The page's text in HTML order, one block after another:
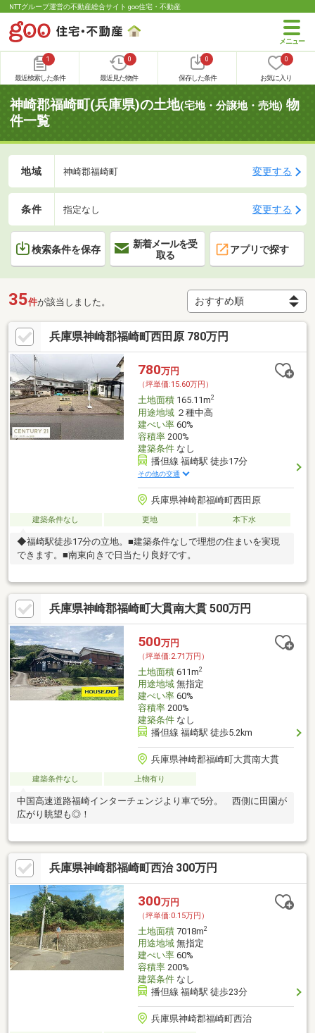
NTTグループ運営の不動産総合サイト goo住宅・不動産
1
最近検索した条件
0
最近見た物件
0
保存した条件
0
お気に入り
神崎郡福崎町(兵庫県)の土地(宅地・分譲地・売地) 物
件一覧
地域 神崎郡福崎町 変更する
条件 指定なし 変更する
検索条件を保存
新着メールを受
取る
アプリで探す
35件が該当しました。
兵庫県神崎郡福崎町西田原 780万円
780万円
（坪単価:15.60万円）
土地面積165.11m2
用途地域２種中高
建ぺい率60%
容積率200%
建築条件なし
播但線 福崎駅 徒歩17分
その他の交通
兵庫県神崎郡福崎町西田原
建築条件なし 更地 本下水
◆福崎駅徒歩17分の立地。■建築条件なしで理想の住まいを実現
できます。■南東向きで日当たり良好です。
兵庫県神崎郡福崎町大貫南大貫 500万円
500万円
（坪単価:2.71万円）
土地面積611m2
用途地域無指定
建ぺい率60%
容積率200%
建築条件なし
播但線 福崎駅 徒歩5.2km
兵庫県神崎郡福崎町大貫南大貫
建築条件なし 上物有り
中国高速道路福崎インターチェンジより車で5分。 西側に田園が
広がり眺望も◎！
兵庫県神崎郡福崎町西治 300万円
300万円
（坪単価:0.15万円）
土地面積7018m2
用途地域無指定
建ぺい率60%
容積率200%
建築条件なし
播但線 福崎駅 徒歩23分
兵庫県神崎郡福崎町西治